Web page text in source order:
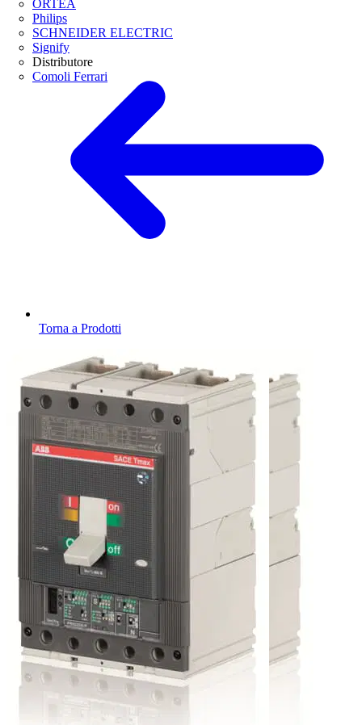
ORTEA
Philips
SCHNEIDER ELECTRIC
Signify
Distributore
Comoli Ferrari
Torna a Prodotti